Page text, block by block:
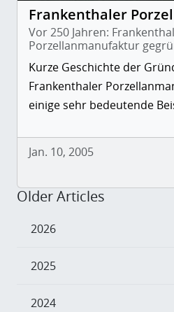
Frankenthaler
Vor 250 Jahren:
Porzellanmanufaktur
Kurze Geschichte der
Frankenthaler
einige sehr bedeutende
Jan. 10, 2005
Older Articles
2026
2025
2024